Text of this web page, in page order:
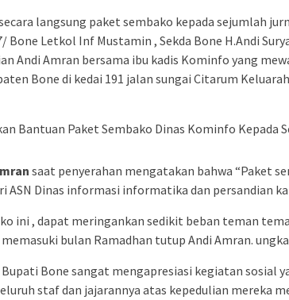
langsung paket sembako kepada sejumlah
Bone Letkol Inf Mustamin , Sekda Bone H.Andi
Andi Amran bersama ibu kadis Kominfo yang
Bone di kedai 191 jalan sungai Citarum
saat penyerahan mengatakan bahwa “Paket
ASN Dinas informasi informatika dan persandian
ini , dapat meringankan sedikit beban teman
memasuki bulan Ramadhan tutup Andi Amran.
Bone sangat mengapresiasi kegiatan sosial
staf dan jajarannya atas kepedulian mereka